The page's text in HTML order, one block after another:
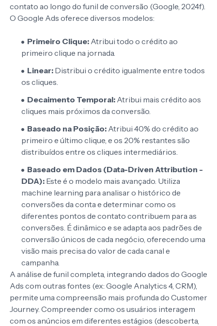
contato ao longo do funil de conversão (Google, 2024f).
O Google Ads oferece diversos modelos:
Primeiro Clique: Atribui todo o crédito ao
primeiro clique na jornada.
Linear: Distribui o crédito igualmente entre todos
os cliques.
Decaimento Temporal: Atribui mais crédito aos
cliques mais próximos da conversão.
Baseado na Posição: Atribui 40% do crédito ao
primeiro e último clique, e os 20% restantes são
distribuídos entre os cliques intermediários.
Baseado em Dados (Data-Driven Attribution -
DDA): Este é o modelo mais avançado. Utiliza
machine learning para analisar o histórico de
conversões da conta e determinar como os
diferentes pontos de contato contribuem para as
conversões. É dinâmico e se adapta aos padrões de
conversão únicos de cada negócio, oferecendo uma
visão mais precisa do valor de cada canal e
campanha.
A análise de funil completa, integrando dados do Google
Ads com outras fontes (ex: Google Analytics 4, CRM),
permite uma compreensão mais profunda do Customer
Journey. Compreender como os usuários interagem
com os anúncios em diferentes estágios (descoberta,